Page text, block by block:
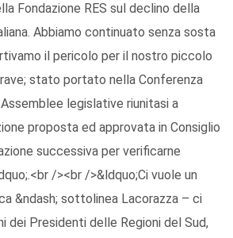
Fondazione RES sul declino della
Abbiamo continuato senza sosta
il pericolo per il nostro piccolo
stato portato nella Conferenza
legislative riunitasi a
proposta ed approvata in Consiglio
successiva per verificarne
/><br />&ldquo;Ci vuole un
&ndash; sottolinea Lacorazza – ci
dei Presidenti delle Regioni del Sud,